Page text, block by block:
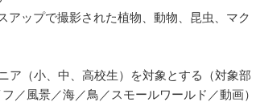
アップで撮影された植物、動物、昆虫、マク
ア（小、中、高校生）を対象とする（対象部
／風景／海／鳥／スモールワールド／動画）